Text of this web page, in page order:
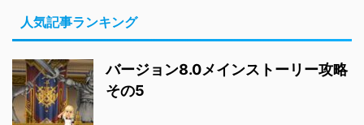
人気記事ランキング
バージョン8.0メインストーリー攻略
その5